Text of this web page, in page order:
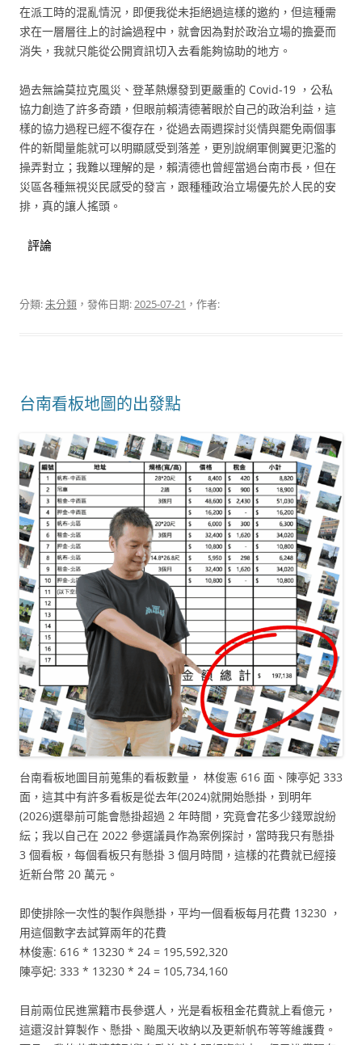
在派工時的混亂情況，即便我從未拒絕過這樣的邀約，但這種需
求在一層層往上的討論過程中，就會因為對於政治立場的擔憂而
消失，我就只能從公開資訊切入去看能夠協助的地方。
過去無論莫拉克風災、登革熱爆發到更嚴重的 Covid-19 ，公私
協力創造了許多奇蹟，但眼前賴清德著眼於自己的政治利益，這
樣的協力過程已經不復存在，從過去兩週探討災情與罷免兩個事
件的新聞量能就可以明顯感受到落差，更別說網軍側翼更氾濫的
操弄對立；我難以理解的是，賴清德也曾經當過台南市長，但在
災區各種無視災民感受的發言，跟種種政治立場優先於人民的安
排，真的讓人搖頭。
評論
分類:未分類 ，發佈日期:2025-07-21 ，作者:
台南看板地圖的出發點
台南看板地圖目前蒐集的看板數量， 林俊憲 616 面、陳亭妃 333
面，這其中有許多看板是從去年(2024)就開始懸掛，到明年
(2026)選舉前可能會懸掛超過 2 年時間，究竟會花多少錢眾說紛
紜；我以自己在 2022 參選議員作為案例探討，當時我只有懸掛
3 個看板，每個看板只有懸掛 3 個月時間，這樣的花費就已經接
近新台幣 20 萬元。
即使排除一次性的製作與懸掛，平均一個看板每月花費 13230 ，
用這個數字去試算兩年的花費
林俊憲: 616 * 13230 * 24 = 195,592,320
陳亭妃: 333 * 13230 * 24 = 105,734,160
目前兩位民進黨籍市長參選人，光是看板租金花費就上看億元，
這還沒計算製作、懸掛、颱風天收納以及更新帆布等等維護費。